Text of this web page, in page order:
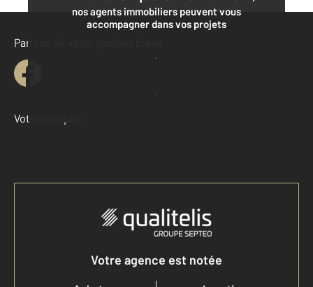
nos agents immobiliers peuvent vous
accompagner dans vos projets
Contacter l'agence
Demander une estimation
Parlons de vous, parlons biens
Votre compte :
Accéder à mon compte
Votre agence est notée